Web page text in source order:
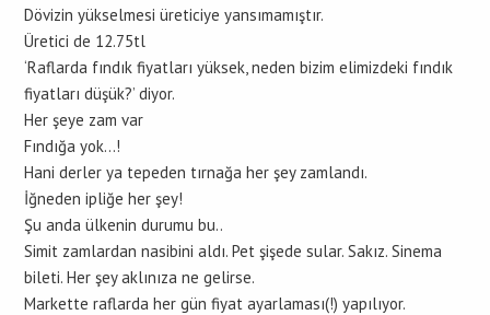
Dövizin yükselmesi üreticiye yansımamıştır.
Üretici de 12.75tl
‘Raflarda fındık fiyatları yüksek, neden bizim elimizdeki fındık
fiyatları düşük?’ diyor.
Her şeye zam var
Fındığa yok…!
Hani derler ya tepeden tırnağa her şey zamlandı.
İğneden ipliğe her şey!
Şu anda ülkenin durumu bu..
Simit zamlardan nasibini aldı. Pet şişede sular. Sakız. Sinema
bileti. Her şey aklınıza ne gelirse.
Markette raflarda her gün fiyat ayarlaması(!) yapılıyor.